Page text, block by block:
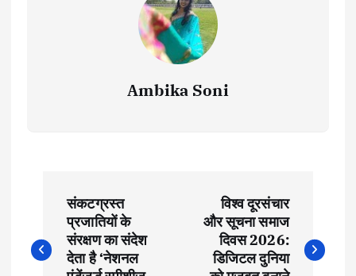
Ambika Soni
o
s
संकटग्रस्त
प्रजातियों के
संरक्षण का संदेश
देता है ‘नेशनल
विश्व दूरसंचार
और सूचना समाज
दिवस 2026:
डिजिटल दुनिया